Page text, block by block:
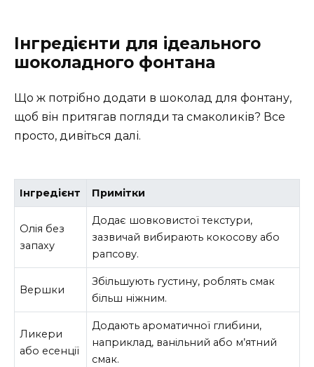
Інгредієнти для ідеального
шоколадного фонтана
Що ж потрібно додати в шоколад для фонтану,
щоб він притягав погляди та смаколиків? Все
просто, дивіться далі.
Інгредієнт Примітки
Олія без
запаху
Додає шовковистої текстури,
зазвичай вибирають кокосову або
рапсову.
Вершки
Збільшують густину, роблять смак
більш ніжним.
Ликери
або есенції
Додають ароматичної глибини,
наприклад, ванільний або м’ятний
смак.